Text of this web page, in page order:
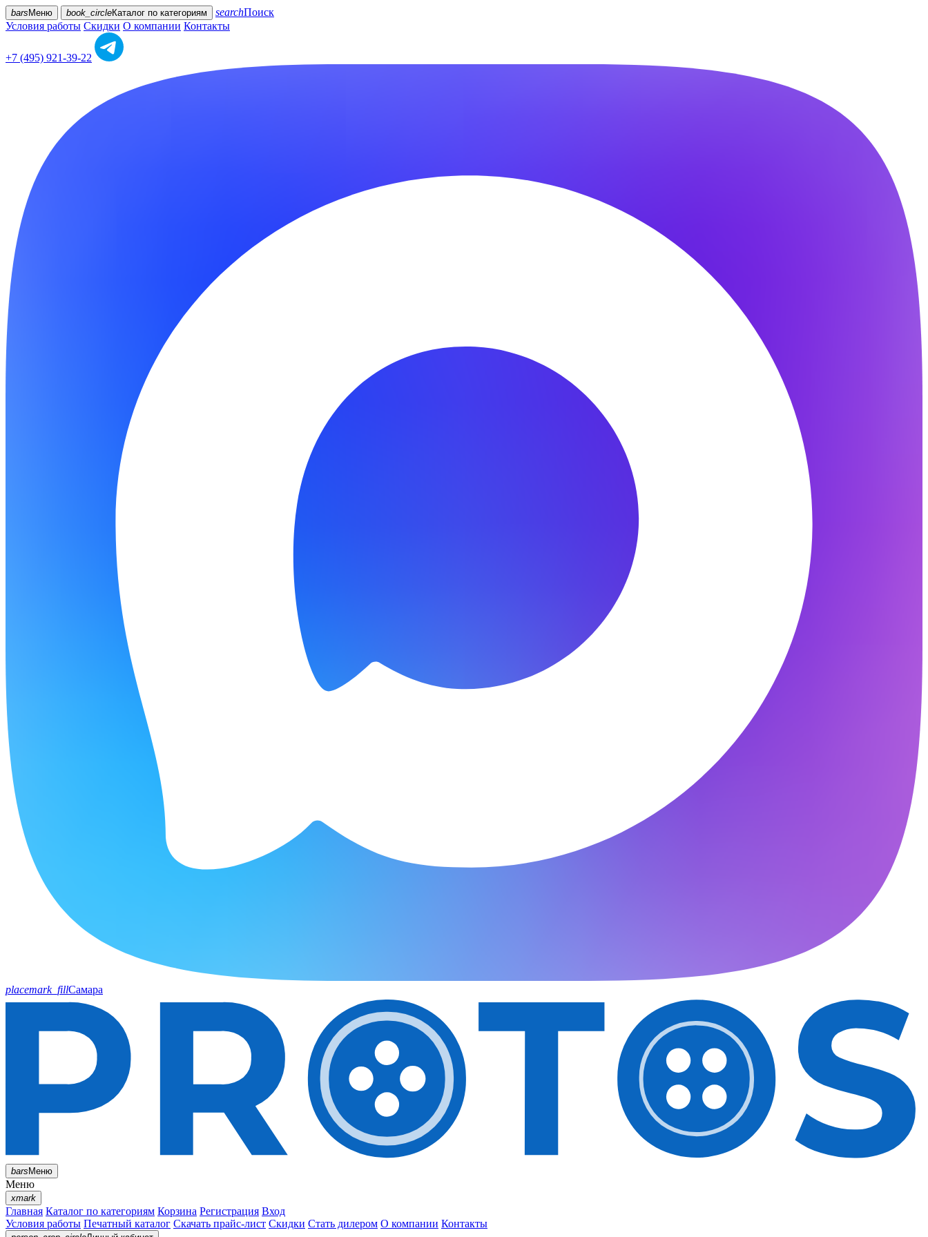
bars Меню book_circleКаталог по категориям searchПоиск
Условия работы Скидки О компании Контакты
+7 (495) 921-39-22
placemark_fillСамара
barsМеню
Меню
xmark
Главная Каталог по категориям Корзина Регистрация Вход
Условия работы Печатный каталог Скачать прайс-лист Скидки Стать дилером О компании Контакты